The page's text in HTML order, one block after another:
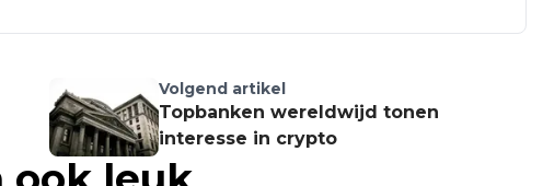
Volgend artikel
Topbanken wereldwijd tonen
interesse in crypto